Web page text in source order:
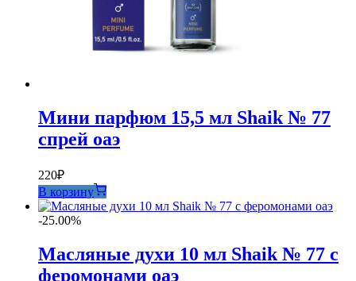
Мини парфюм 15,5 мл Shaik № 77
спрей оаэ
220₽
В корзину
-25.00%
Масляные духи 10 мл Shaik № 77 с
феромонами оаэ